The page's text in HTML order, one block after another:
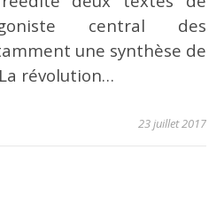
central des
une synthèse de
révolution…
23 juillet 2017